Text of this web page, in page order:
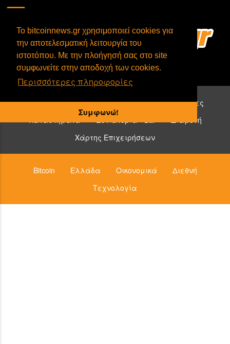
To bitcoinnews.gr χρησιμοποιεί cookies για
την αποτελεσματική λειτουργία του
ιστοτόπου. Με την πλοήγησή σας στο site
συμφωνείτε στην αποδοχή των cookies.
Περισσότερες πληροφορίες
Συμφωνώ!
Επιχειρήσεις που δέχονται bitcoin:
Υπηρεσίες
Καταστήματα
Εστιατόρια - Bar
Διαμονή
Χάρτης Επιχειρήσεων
Bitcoin Ελλάδα Οικονομικά
Διεθνή
Τεχνολογία